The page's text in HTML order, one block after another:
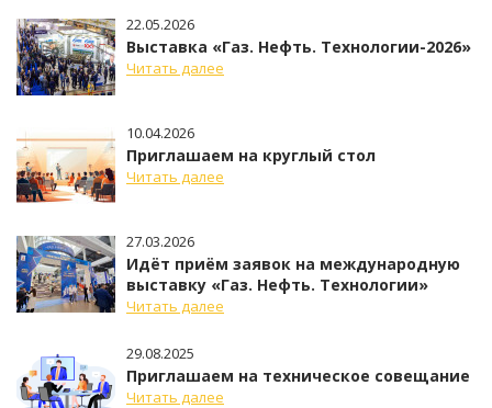
22.05.2026
Выставка «Газ. Нефть. Технологии-2026»
Читать далее
10.04.2026
Приглашаем на круглый стол
Читать далее
27.03.2026
Идёт приём заявок на международную
выставку «Газ. Нефть. Технологии»
Читать далее
29.08.2025
Приглашаем на техническое совещание
Читать далее